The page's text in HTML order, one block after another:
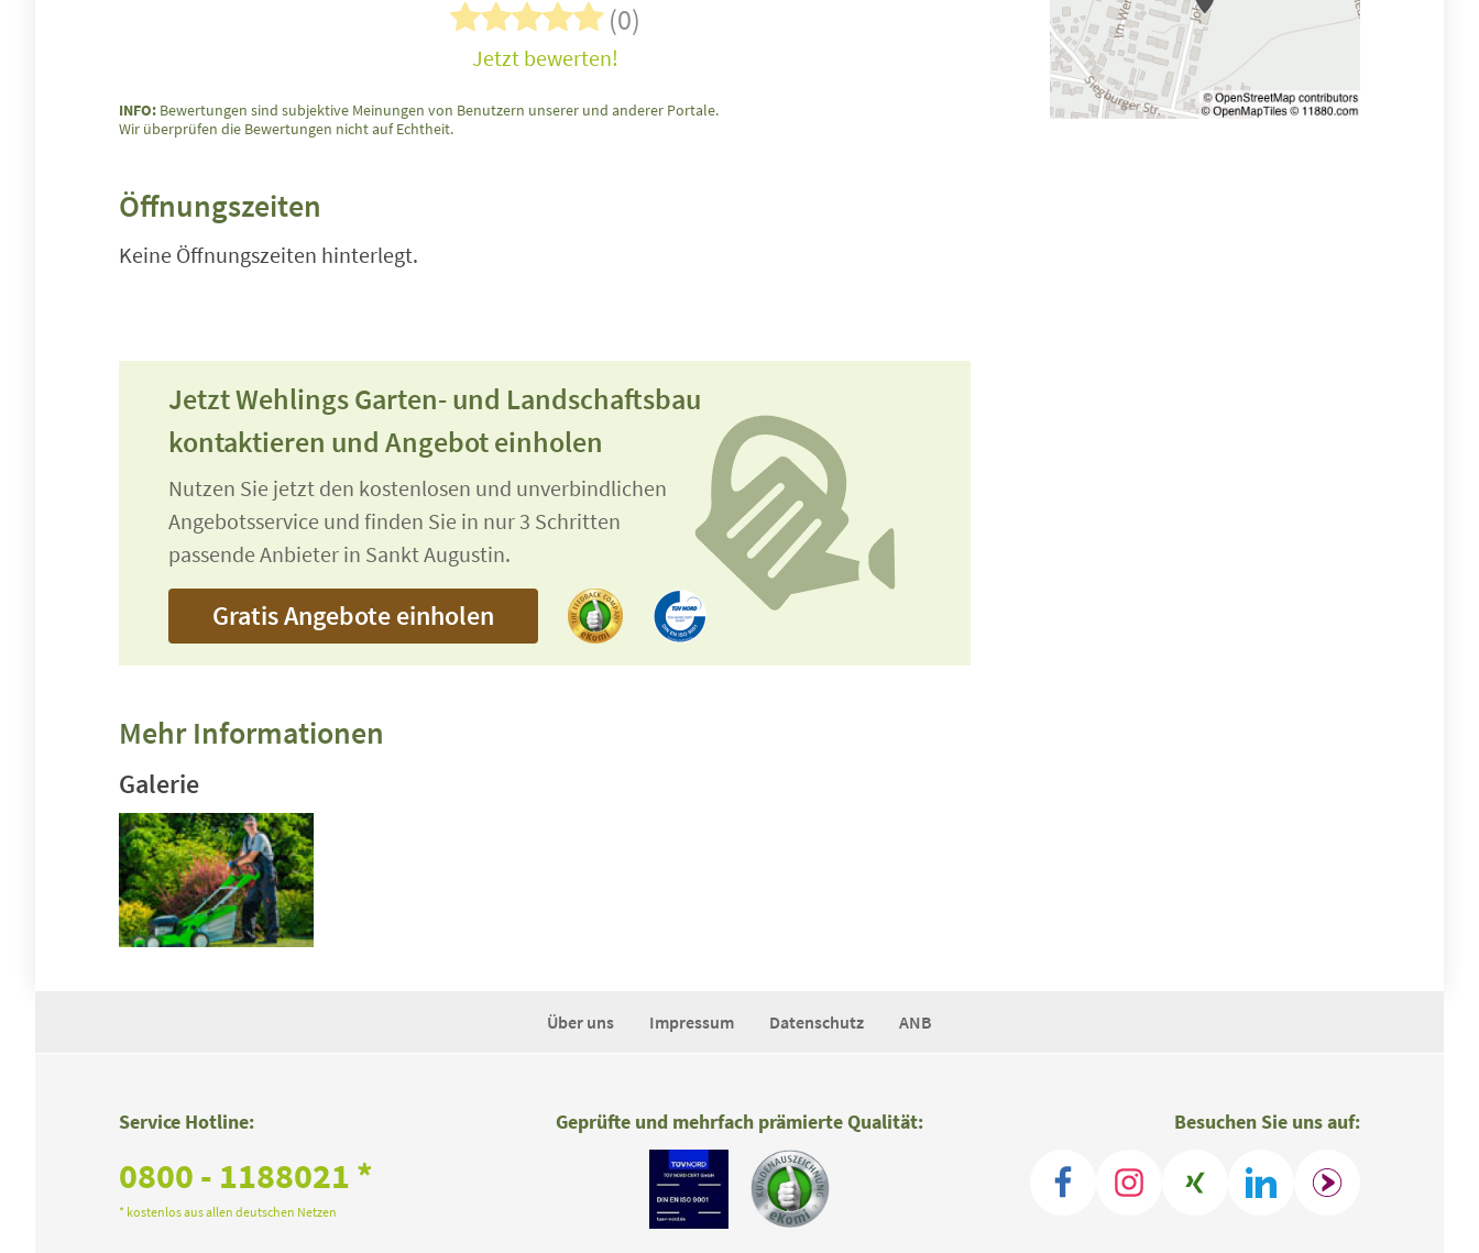
(0)
Jetzt bewerten!
INFO: Bewertungen sind subjektive Meinungen von Benutzern unserer und anderer Portale.
Wir überprüfen die Bewertungen nicht auf Echtheit.
Öffnungszeiten
Keine Öffnungszeiten hinterlegt.
Jetzt Wehlings Garten- und Landschaftsbau
kontaktieren und Angebot einholen
Nutzen Sie jetzt den kostenlosen und unverbindlichen
Angebotsservice und finden Sie in nur 3 Schritten
passende Anbieter in Sankt Augustin.
Gratis Angebote einholen
Mehr Informationen
Galerie
Über uns Impressum Datenschutz ANB
Service Hotline:
0800 - 1188021 *
* kostenlos aus allen deutschen Netzen
Besuchen Sie uns auf:
Geprüfte und mehrfach prämierte Qualität: